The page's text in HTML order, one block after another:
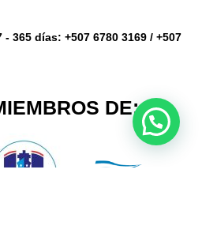
365 días: +507 6780 3169 / +507
DE: